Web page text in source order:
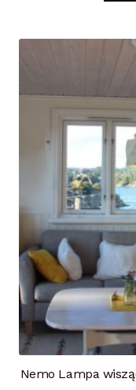
Nemo Lampa